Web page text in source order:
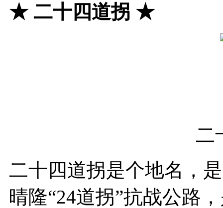
★ 二十四道拐 ★
二
二十四道拐是个地名，
晴隆“24道拐”抗战公路